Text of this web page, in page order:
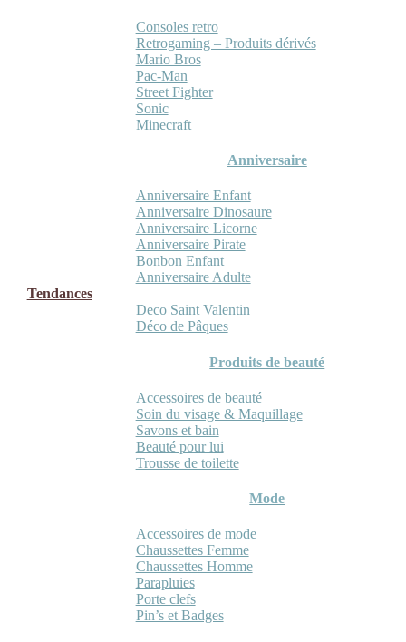
Consoles retro
Retrogaming – Produits dérivés
Mario Bros
Pac-Man
Street Fighter
Sonic
Minecraft
Anniversaire
Anniversaire Enfant
Anniversaire Dinosaure
Anniversaire Licorne
Anniversaire Pirate
Bonbon Enfant
Anniversaire Adulte
Tendances
Deco Saint Valentin
Déco de Pâques
Produits de beauté
Accessoires de beauté
Soin du visage & Maquillage
Savons et bain
Beauté pour lui
Trousse de toilette
Mode
Accessoires de mode
Chaussettes Femme
Chaussettes Homme
Parapluies
Porte clefs
Pin’s et Badges